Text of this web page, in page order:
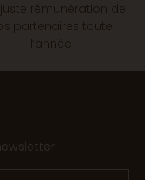
rémunération de
partenaires toute
l’année